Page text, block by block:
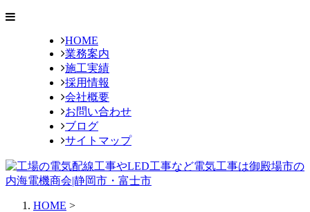
HOME
業務案内
施工実績
採用情報
会社概要
お問い合わせ
ブログ
サイトマップ
HOME >